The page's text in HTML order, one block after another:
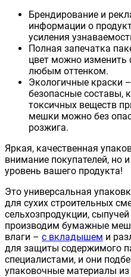
Брендирование и
информации о
усиления
Полная запечатка
цвет можно
любым оттенком.
Экологичные краски
безопасные составы,
токсичных веществ
мешки можно без
розжига.
Яркая, качественная
внимание покупателей, но
уровень вашего продукта!
Это универсальная
для сухих строительных
сельхозпродукции,
производим бумажные
влаги – с вкладышем и
для защиты содержимого
специалистами, и они
упаковочные материалы